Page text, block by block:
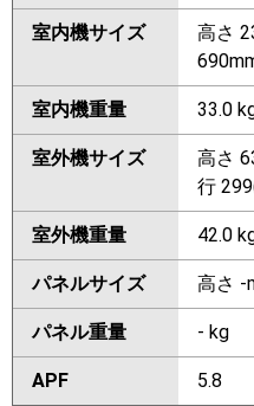
室内機サイズ
高さ
室内機重量 33.0
室外機サイズ
高さ
行
室外機重量 42.0
パネルサイズ 高さ -
パネル重量 - kg
APF 5.8